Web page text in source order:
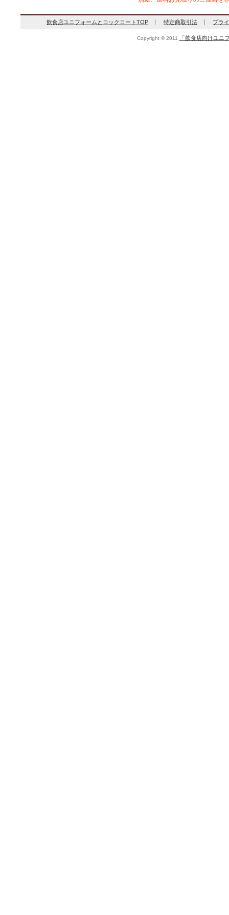
飲食店ユニフォームとコックコートTOP 特定商取引法 プラ
Copyright © 2011 「飲食店向けユニ